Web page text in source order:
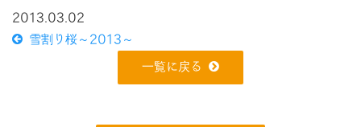
2013.03.02
雪割り桜～2013～
一覧に戻る